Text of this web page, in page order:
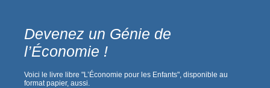
Devenez un Génie de
l’Économie !
Voici le livre libre "L’Économie pour les Enfants", disponible au
format papier, aussi.